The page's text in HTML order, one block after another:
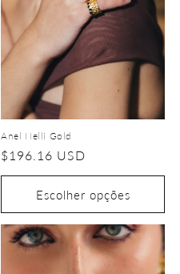
Anel Nelli Gold
Preço
normal
$196.16 USD
Escolher opções